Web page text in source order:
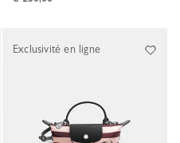
Exclusivité en ligne